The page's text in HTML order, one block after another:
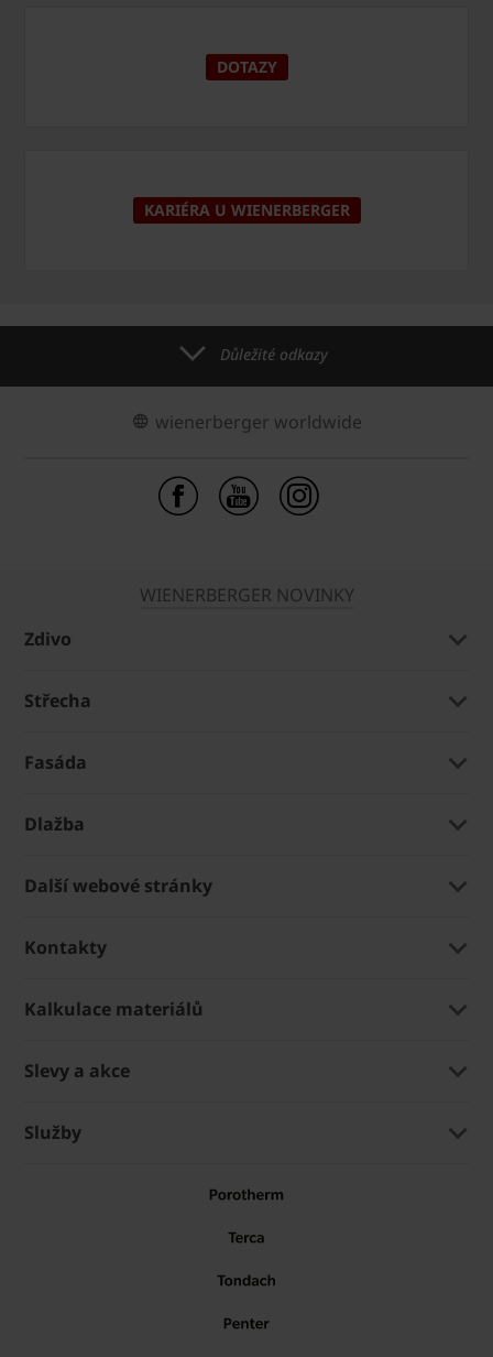
DOTAZY
KARIÉRA U WIENERBERGER
Důležité odkazy
wienerberger worldwide
WIENERBERGER NOVINKY
Zdivo
Střecha
Fasáda
Dlažba
Další webové stránky
Kontakty
Kalkulace materiálů
Slevy a akce
Služby